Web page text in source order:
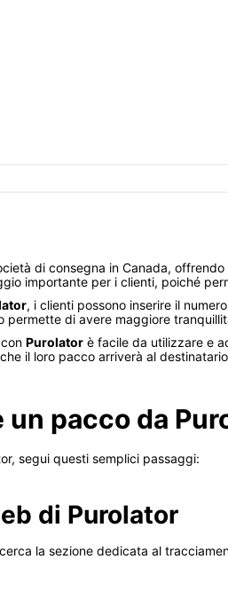
di consegna in Canada,
importante per i clienti, poiché
, i clienti possono inserire il
permette di avere maggiore
Purolator è facile da utilizzare e
il loro pacco arriverà al
un pacco da
segui questi semplici passaggi:
di Purolator
la sezione dedicata al